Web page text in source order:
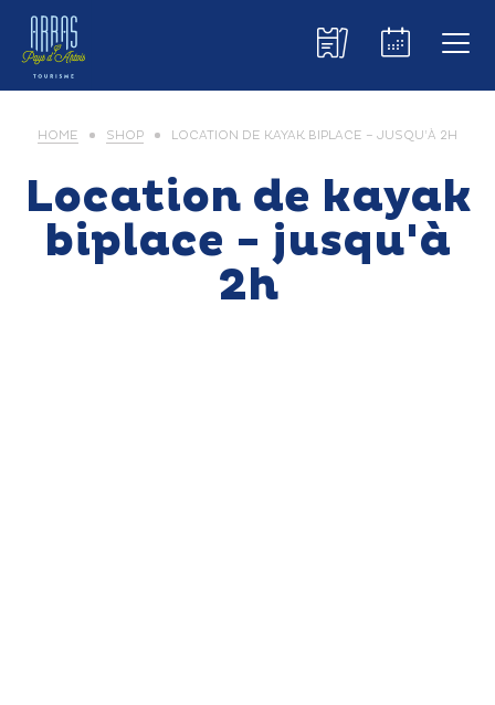
HOME SHOP LOCATION DE KAYAK BIPLACE – JUSQU’À 2H
Location de kayak
biplace - jusqu'à
2h